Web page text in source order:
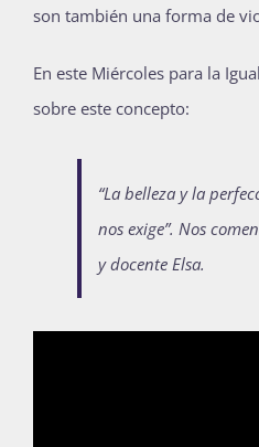
son también una forma de
En este Miércoles para la
sobre este concepto:
“La belleza y la
nos exige”. Nos
y docente Elsa.